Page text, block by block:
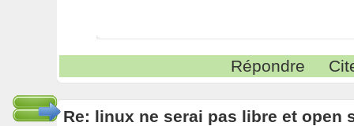
Répondre
Re: linux ne serai pas libre et open